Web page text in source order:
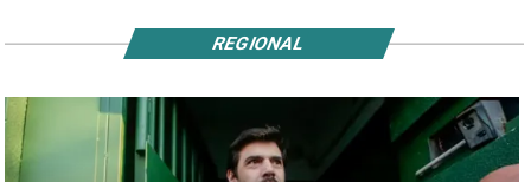
REGIONAL